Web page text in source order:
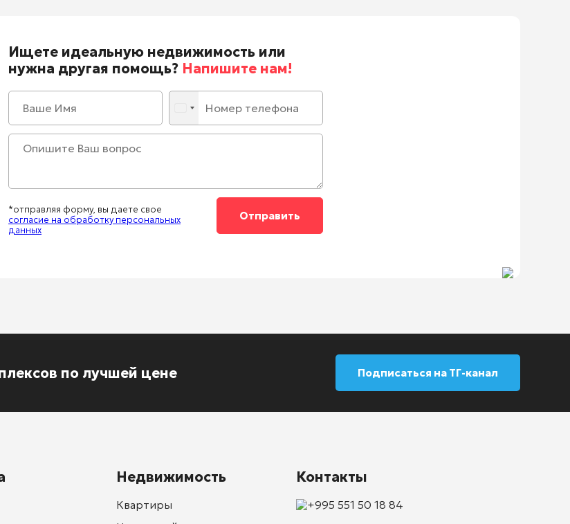
Ищете идеальную недвижимость или
нужна другая помощь? Напишите нам!
*отправляя форму, вы даете свое
согласие на обработку персональных
данных
по лучшей цене Подписаться на ТГ-канал
Недвижимость
Квартиры
Контакты
+995 551 50 18 84